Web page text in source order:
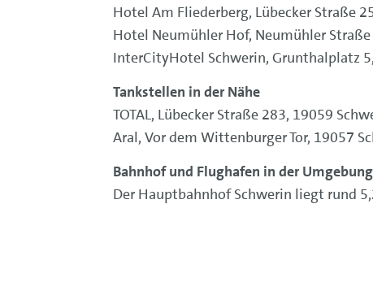
Hotel Am Fliederberg, Lübecker Straße
Hotel Neumühler Hof, Neumühler
InterCityHotel Schwerin, Grunthalplatz
Tankstellen in der Nähe
TOTAL, Lübecker Straße 283, 19059
Aral, Vor dem Wittenburger Tor, 19057
Bahnhof und Flughafen in der Umgebung
Der Hauptbahnhof Schwerin liegt rund